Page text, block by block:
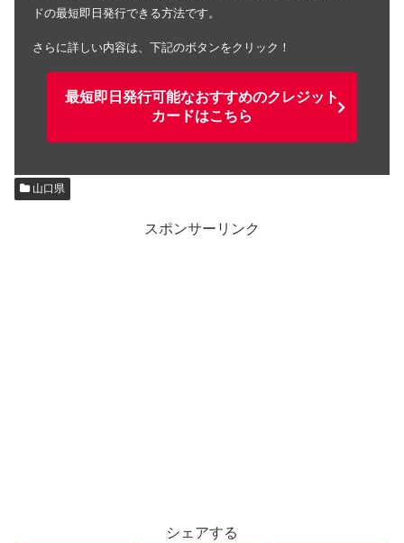
ドの最短即日発行できる方法です。
さらに詳しい内容は、下記のボタンをクリック！
最短即日発行可能なおすすめのクレジット
カードはこちら
山口県
スポンサーリンク
シェアする